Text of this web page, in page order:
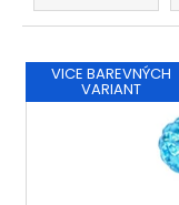
z
í
V VICE BAREVNÝCH
VARIANT